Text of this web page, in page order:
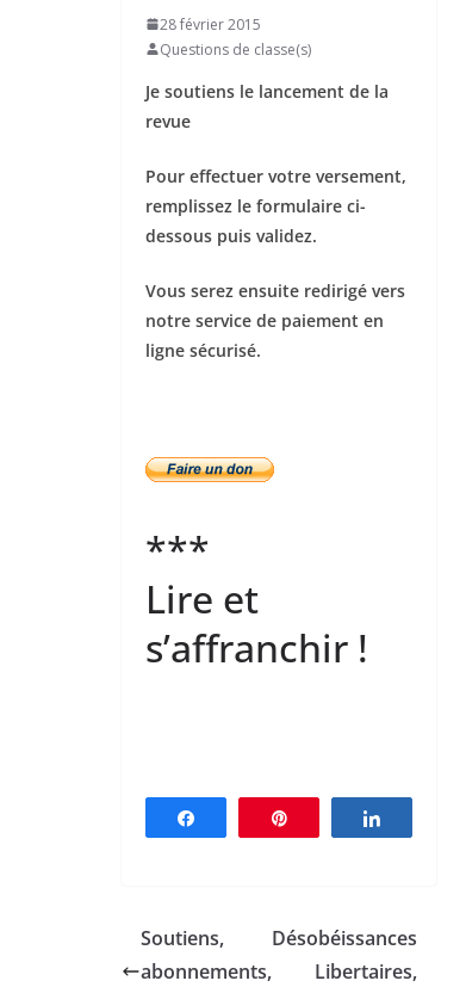
28 février 2015
Questions de classe(s)
Je soutiens le lancement de la
revue
Pour effectuer votre versement,
remplissez le formulaire ci-
dessous puis validez.
Vous serez ensuite redirigé vers
notre service de paiement en
ligne sécurisé.
***
Lire et
s’affranchir !
Partagez
Soutiens,
abonnements,
Désobéissances
Libertaires,